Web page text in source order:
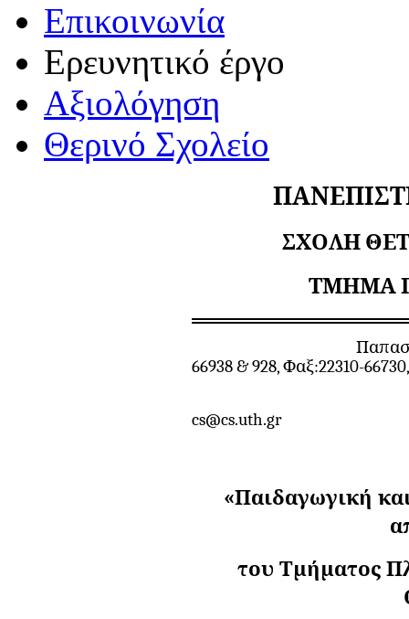
Επικοινωνία
Ερευνητικό έργο
Αξιολόγηση
Θερινό Σχολείο
ΣΧΟΛΗ
ΤΜΗΜΑ
Παπασιοπούλου 2-
66938 & 928, Φαξ:22310-
cs@cs.uth.gr
«Παιδαγωγική
του Τμήματος